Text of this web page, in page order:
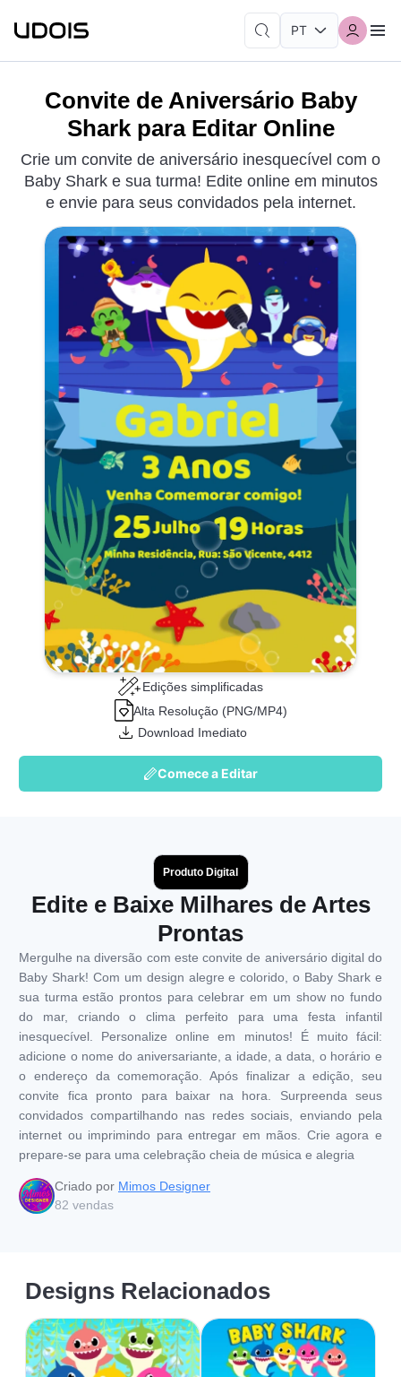
Convite de Aniversário Baby
Shark para Editar Online
Crie um convite de aniversário inesquecível com o
Baby Shark e sua turma! Edite online em minutos
e envie para seus convidados pela internet.
Edições simplificadas
Alta Resolução (PNG/MP4)
Download Imediato
Comece a Editar
Produto Digital
Edite e Baixe Milhares de Artes
Prontas
Mergulhe na diversão com este convite de aniversário digital do
Baby Shark! Com um design alegre e colorido, o Baby Shark e
sua turma estão prontos para celebrar em um show no fundo
do mar, criando o clima perfeito para uma festa infantil
inesquecível. Personalize online em minutos! É muito fácil:
adicione o nome do aniversariante, a idade, a data, o horário e
o endereço da comemoração. Após finalizar a edição, seu
convite fica pronto para baixar na hora. Surpreenda seus
convidados compartilhando nas redes sociais, enviando pela
internet ou imprimindo para entregar em mãos. Crie agora e
prepare-se para uma celebração cheia de música e alegria
Criado por Mimos Designer
82 vendas
Designs Relacionados